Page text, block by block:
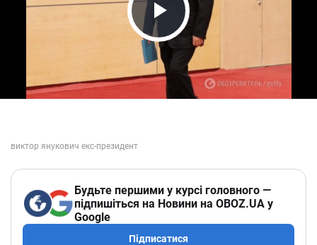
Play Video
Будьте першими у курсі головного —
підпишіться на Новини на OBOZ.UA у
Google
Підписатися